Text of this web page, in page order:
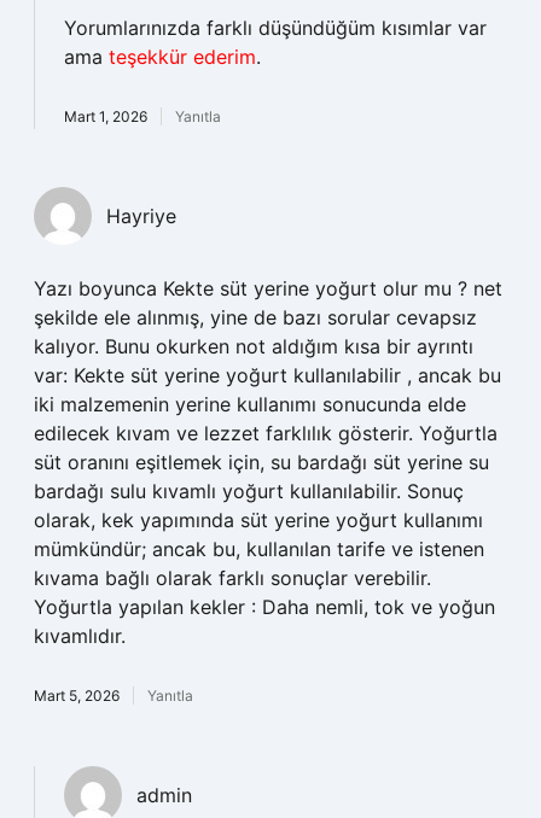
Yorumlarınızda farklı düşündüğüm kısımlar var
ama teşekkür ederim.
Mart 1, 2026 Yanıtla
Hayriye
Yazı boyunca Kekte süt yerine yoğurt olur mu ? net
şekilde ele alınmış, yine de bazı sorular cevapsız
kalıyor. Bunu okurken not aldığım kısa bir ayrıntı
var: Kekte süt yerine yoğurt kullanılabilir , ancak bu
iki malzemenin yerine kullanımı sonucunda elde
edilecek kıvam ve lezzet farklılık gösterir. Yoğurtla
süt oranını eşitlemek için, su bardağı süt yerine su
bardağı sulu kıvamlı yoğurt kullanılabilir. Sonuç
olarak, kek yapımında süt yerine yoğurt kullanımı
mümkündür; ancak bu, kullanılan tarife ve istenen
kıvama bağlı olarak farklı sonuçlar verebilir.
Yoğurtla yapılan kekler : Daha nemli, tok ve yoğun
kıvamlıdır.
Mart 5, 2026 Yanıtla
admin